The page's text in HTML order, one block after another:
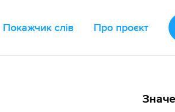
Покажчик слів Про проєкт